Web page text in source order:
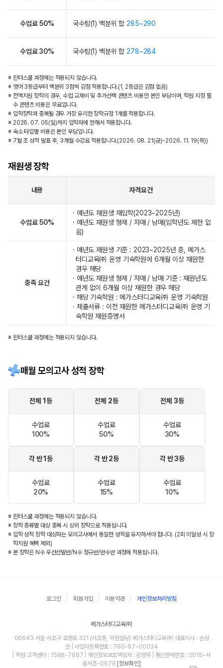
수업료 50% 국수탐(1) 백분위 합 285~290
수업료 30% 국수탐(1) 백분위 합 278~284
※ 윈터스쿨 과정에는 적용되지 않습니다.
※ 영어 3등급부터 백분위 3점씩 감점 적용합니다.(1, 2등급은 감점 없음)
※ 전액지원 장학의 경우, 수업 교재비 및 추가선택 콘텐츠 비용만 본인 부담이며, 학원 지정 필
수 콘텐츠 비용은 무료입니다.
※ 입학장학과 중복될 경우 가장 유리한 장학규정 1개를 적용합니다.
※ 2026. 07. 05(일)까지 입학자에 한해서 적용합니다.
※ 숙소 타입별 비용은 본인 부담입니다.
※ 7월 초 성적 발표 후, 3개월 수강료 적용합니다.(2026. 08. 21(금)~2026. 11. 19(목))
재원생 장학
내용 자격요건
수업료 50%
· 예년도 재원생 재입학(2023~2025년)
· 예년도 재원생 형제 / 자매 / 남매(입학년도 제한 없
음)
충족 요건
· 예년도 재원생 기준 : 2023~2025년 중, 메가스
터디교육㈜ 운영 기숙학원에 6개월 이상 재원한
경우 해당
· 예년도 재원생 형제 / 자매 / 남매 기준 : 재원년도
관계 없이 6개월 이상 재원한 경우 해당
· 해당 기숙학원 : 메가스터디교육㈜ 운영 기숙학원
· 제출서류 : 이전 재원한 메가스터디교육㈜ 운영 기
숙학원 재원증명서
※ 윈터스쿨 과정에는 적용되지 않습니다.
매월 모의고사 성적 장학
전체 1등
수업료
100%
전체 2등
수업료
50%
전체 3등
수업료
30%
각 반 1등
수업료
20%
각 반 2등
수업료
15%
각 반 3등
수업료
10%
※ 윈터스쿨 과정에는 적용되지 않습니다.
※ 장학 종류별 대상 중복 시 상위 장학으로 적용됩니다.
※ 입학 성적 장학 대상자는 모의고사에서 동일한 성적을 유지하셔야 합니다. (2회 미달성 시 장
학지원 혜택 제외)
※ 본 장학은 N수 우선선발반/N수 정규반/반수반 과정에 적용됩니다.
로그인 회원가입 이용약관 개인정보처리방침
메가스터디교육㈜
06643 서울 서초구 효령로 321 (서초동, 덕원빌딩) 메가스터디교육㈜ 대표이사 : 손성
은 | 사업자등록번호 : 780-87-00034
| 학원 고객센터 : 1588-7887 | 개인정보보호책임자 : 김영무 | 통신판매번호 : 2015-서
울서초-0678 [정보확인]